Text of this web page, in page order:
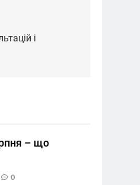
і
– що
0